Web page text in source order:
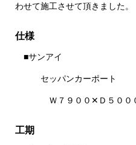
わせて施工させて頂きました。
仕様
■サンアイ
セッパンカーポート
Ｗ７９００✕Ｄ５０００
工期